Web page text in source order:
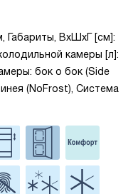
Габариты, ВxШxГ [см]:
камеры [л]:
бок о бок (Side
(NoFrost), Система